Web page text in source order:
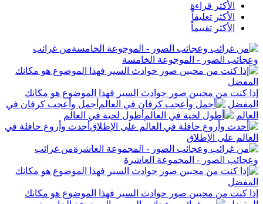
الأكثر قراءة
الأكثر تعليقاً
الأكثر تقييماً
من غرائب
وعجائب الصور - الموجوعة الخامسة
إذا كنت من محبين صور حوادث السير فهذا الموضوع هو مكانك
المفضل
أجمل وأعجب كرفان في
العالم
أطول لحية في العالم
أحدث وأروع حافلة في
العالم على الإطلاق
من غرائب
وعجائب الصور - المجموعة العاشرة
إذا كنت من محبين صور حوادث السير فهذا الموضوع هو مكانك